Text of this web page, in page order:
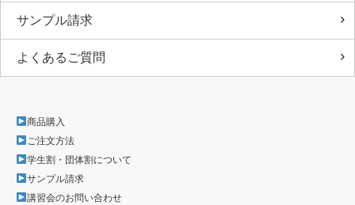
サンプル請求
よくあるご質問
商品購入
ご注文方法
学生割・団体割について
サンプル請求
講習会のお問い合わせ